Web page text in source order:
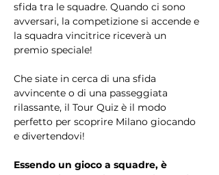
sfida tra le squadre. Quando ci sono
avversari, la competizione si accende e
la squadra vincitrice riceverà un
premio speciale!
Che siate in cerca di una sfida
avvincente o di una passeggiata
rilassante, il Tour Quiz è il modo
perfetto per scoprire Milano giocando
e divertendovi!
Essendo un gioco a squadre, è